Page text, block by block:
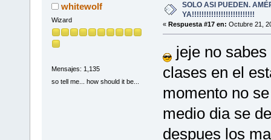
whitewolf
Wizard
Mensajes: 1,135
so tell me... how should it be...
SOLO ASI PUEDEN.
YA!!!!!!!!!!!!!!!!!!!!!!!!!!
« Respuesta #17 en: Octubre 21,
jeje no sabes
clases en el
momento no
medio dia se
despues los